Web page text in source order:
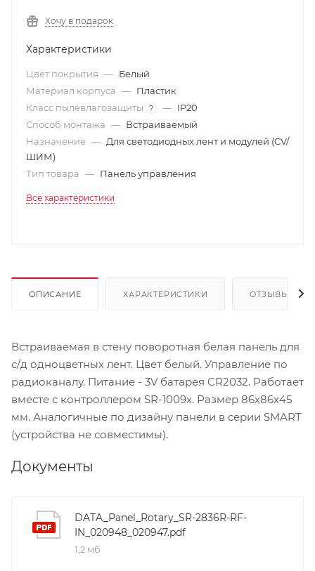
Хочу в подарок
Характеристики
Цвет покрытия — Белый
Материал корпуса — Пластик
Класс пылевлагозащиты
? — IP20
Способ монтажа — Встраиваемый
Назначение — Для светодиодных лент и модулей (CV/
ШИМ)
Тип товара — Панель управления
Все характеристики
ОПИСАНИЕ ХАРАКТЕРИСТИКИ ОТЗЫВЫ
Встраиваемая в стену поворотная белая панель для
с/д одноцветных лент. Цвет белый. Управление по
радиоканалу. Питание - 3V батарея CR2032. Работает
вместе с контроллером SR-1009x. Размер 86х86х45
мм. Аналогичные по дизайну панели в серии SMART
(устройства не совместимы).
Документы
DATA_Panel_Rotary_SR-2836R-RF-
IN_020948_020947.pdf
1,2 мб